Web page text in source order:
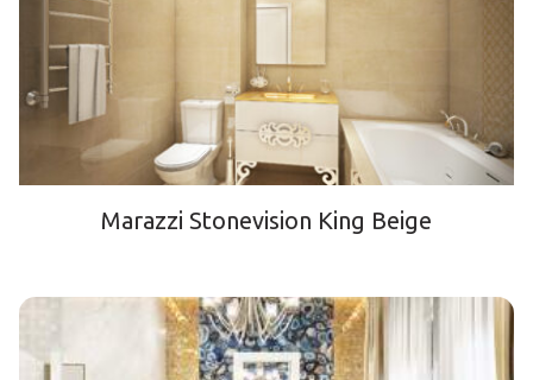
Marazzi Stonevision King Beige